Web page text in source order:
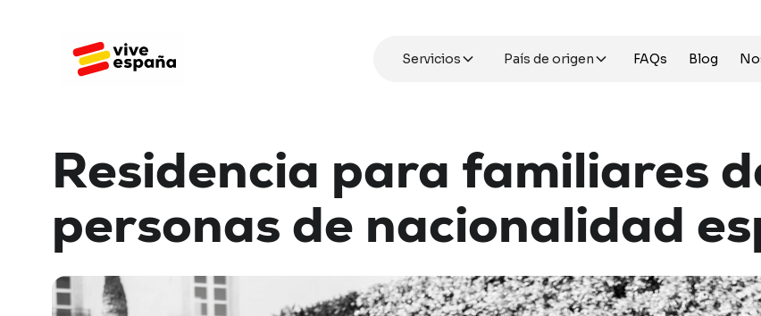
Servicios País de origen FAQs Blog
Residencia para familiares
personas de nacionalidad